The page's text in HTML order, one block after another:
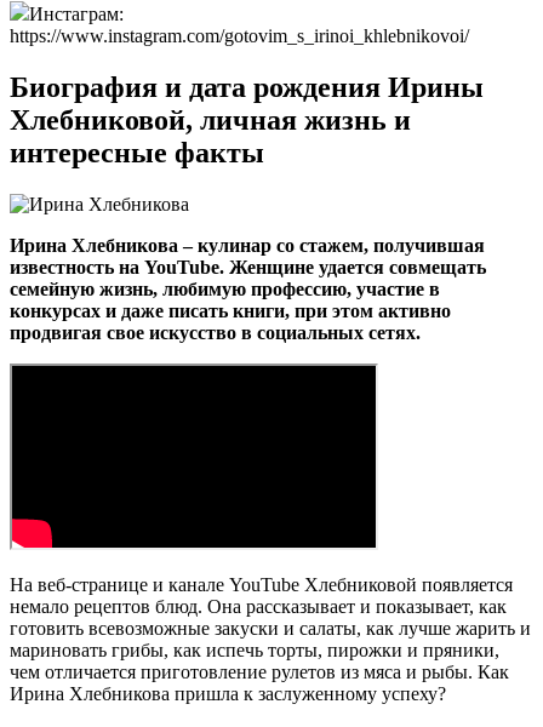
Инстаграм:
https://www.instagram.com/gotovim_s_irinoi_khlebnikovoi/
Биография и дата рождения Ирины
Хлебниковой, личная жизнь и
интересные факты
Ирина Хлебникова – кулинар со стажем, получившая
известность на YouTube. Женщине удается совмещать
семейную жизнь, любимую профессию, участие в
конкурсах и даже писать книги, при этом активно
продвигая свое искусство в социальных сетях.
На веб-странице и канале YouTube Хлебниковой появляется
немало рецептов блюд. Она рассказывает и показывает, как
готовить всевозможные закуски и салаты, как лучше жарить и
мариновать грибы, как испечь торты, пирожки и пряники,
чем отличается приготовление рулетов из мяса и рыбы. Как
Ирина Хлебникова пришла к заслуженному успеху?